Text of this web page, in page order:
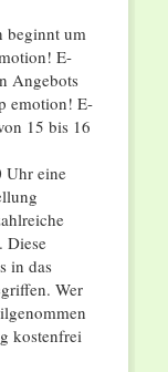
beginnt um
E-
Angebots
emotion! E-
15 bis 16
Uhr eine
Diese
in das
Wer
kostenfrei